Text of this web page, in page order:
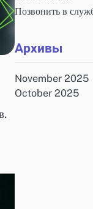
Позвонить в
Архивы
November 2025
October 2025